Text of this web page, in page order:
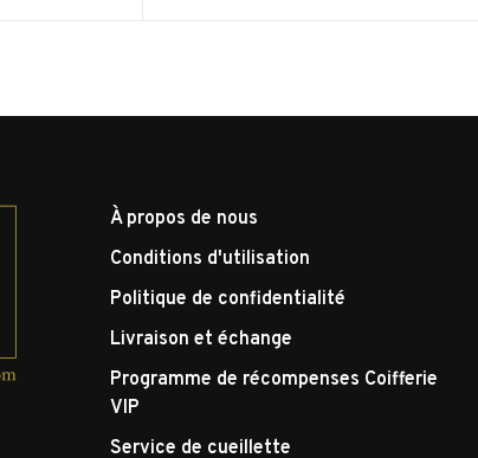
À propos de nous
Conditions d'utilisation
Politique de confidentialité
Livraison et échange
Programme de récompenses Coifferie
VIP
Service de cueillette